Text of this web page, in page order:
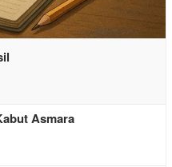
Asmara